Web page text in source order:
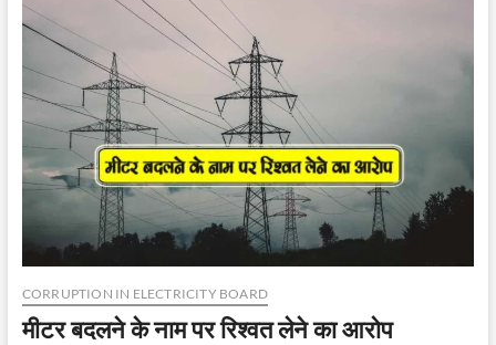
रिश्वत
लेते
रंगे
हाथ
पकड़ा
CORRUPTION IN ELECTRICITY BOARD
मीटर बदलने के नाम पर रिश्वत लेने का आरोप